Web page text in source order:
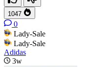
1047
0
Lady-Sale
Lady-Sale
Adidas
3w